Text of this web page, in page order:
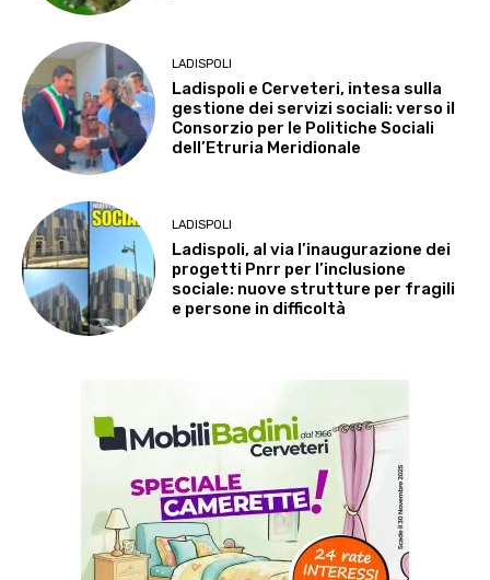
LADISPOLI
Ladispoli e Cerveteri, intesa sulla
gestione dei servizi sociali: verso il
Consorzio per le Politiche Sociali
dell’Etruria Meridionale
LADISPOLI
Ladispoli, al via l’inaugurazione dei
progetti Pnrr per l’inclusione
sociale: nuove strutture per fragili
e persone in difficoltà